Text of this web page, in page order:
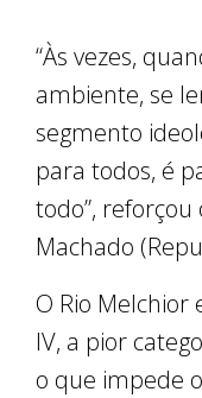
“Às vezes,
ambiente, se
segmento
para todos, é
todo”,
Machado
O Rio Melchior
IV, a pior
o que impede